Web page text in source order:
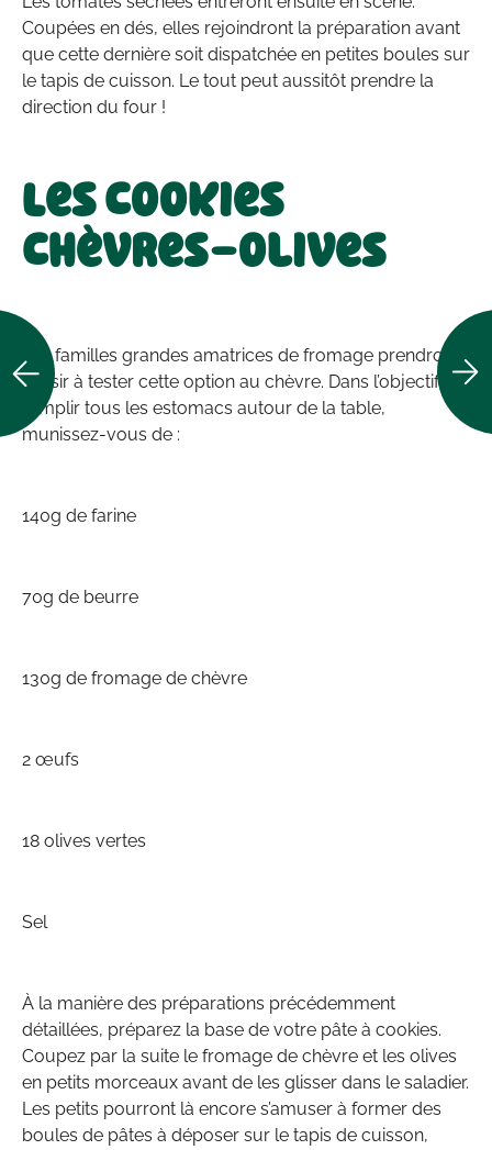
Coupées en dés, elles rejoindront la préparation avant
que cette dernière soit dispatchée en petites boules sur
le tapis de cuisson. Le tout peut aussitôt prendre la
direction du four !
Les cookies
chèvres-olives
Les familles grandes amatrices de fromage prendront
plaisir à tester cette option au chèvre. Dans l’objectif de
remplir tous les estomacs autour de la table,
munissez-vous de :
140g de farine
70g de beurre
130g de fromage de chèvre
2 œufs
18 olives vertes
Sel
À la manière des préparations précédemment
détaillées, préparez la base de votre pâte à cookies.
Coupez par la suite le fromage de chèvre et les olives
en petits morceaux avant de les glisser dans le saladier.
Les petits pourront là encore s’amuser à former des
boules de pâtes à déposer sur le tapis de cuisson,